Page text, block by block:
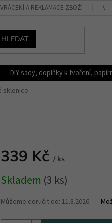
VRÁCENÍ A REKLAMACE ZBOŽÍ
HLEDAT
DIY sady, doplňky k tvoření,
sklenice
339 Kč / ks
cena:
Skladem (3 ks)
Můžeme doručit do: 11.8.2026